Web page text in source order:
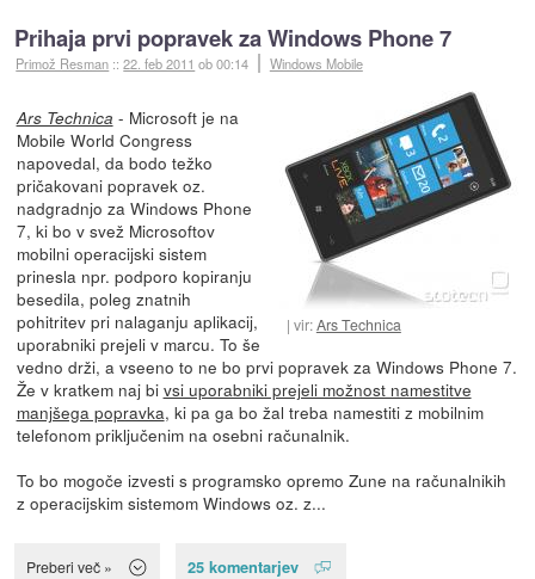
Prihaja prvi popravek za Windows Phone 7
Primož Resman ::22. feb 2011 ob 00:14 Windows Mobile
vir:Ars Technica
Ars Technica - Microsoft je na
Mobile World Congress
napovedal, da bodo težko
pričakovani popravek oz.
nadgradnjo za Windows Phone
7, ki bo v svež Microsoftov
mobilni operacijski sistem
prinesla npr. podporo kopiranju
besedila, poleg znatnih
pohitritev pri nalaganju aplikacij,
uporabniki prejeli v marcu. To še
vedno drži, a vseeno to ne bo prvi popravek za Windows Phone 7.
Že v kratkem naj bi vsi uporabniki prejeli možnost namestitve
manjšega popravka, ki pa ga bo žal treba namestiti z mobilnim
telefonom priključenim na osebni računalnik.
To bo mogoče izvesti s programsko opremo Zune na računalnikih
z operacijskim sistemom Windows oz. z...
Preberi več » 25 komentarjev